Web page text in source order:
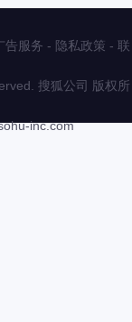
告服务 - 隐私政策 - 联
搜狐公司 版权所
inc.com